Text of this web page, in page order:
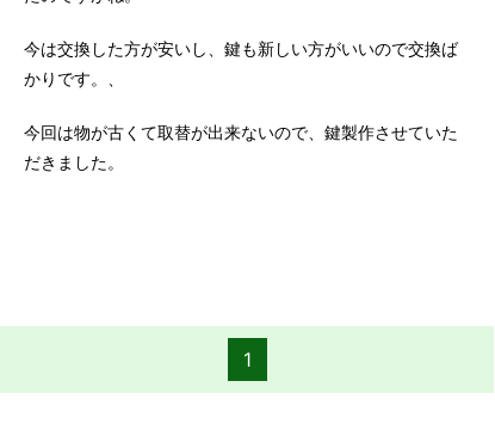
今は交換した方が安いし、鍵も新しい方がいいので交換ば
かりです。、
今回は物が古くて取替が出来ないので、鍵製作させていた
だきました。
1